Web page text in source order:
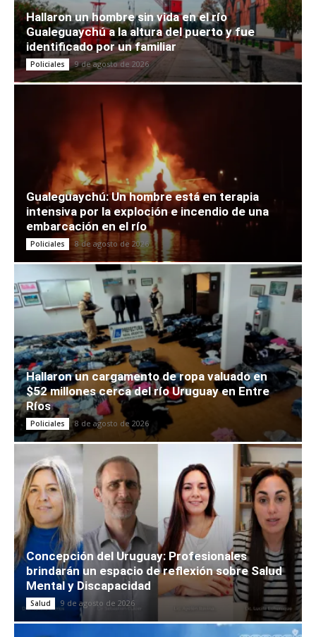
Hallaron un hombre sin vida en el río
Gualeguaychú a la altura del puerto y fue
identificado por un familiar
Policiales 9 de agosto de 2026
Gualeguaychú: Un hombre está en terapia
intensiva por la exploción e incendio de una
embarcación en el río
Policiales 8 de agosto de 2026
Hallaron un cargamento de ropa valuado en
$52 millones cerca del río Uruguay en Entre
Ríos
Policiales 8 de agosto de 2026
Concepción del Uruguay: Profesionales
brindarán un espacio de reflexión sobre Salud
Mental y Discapacidad
Salud 9 de agosto de 2026